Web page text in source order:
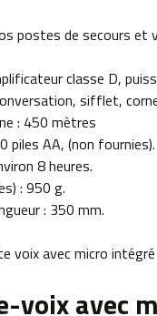
postes de secours et
classe D,
sifflet,
: 450 mètres
piles AA, (non fournies).
8 heures.
: 950 g.
: 350 mm.
voix avec micro intégré
voix avec